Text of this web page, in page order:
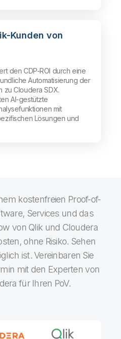
Kunden von
den CDP-ROI durch eine
Automatisierung der
zu Cloudera SDX.
AI-gestützte
mit
Lösungen und
kostenfreien Proof-of-
Services und das
von Qlik und Cloudera
ohne Risiko. Sehen
ist. Vereinbaren Sie
mit den Experten von
für Ihren PoV.